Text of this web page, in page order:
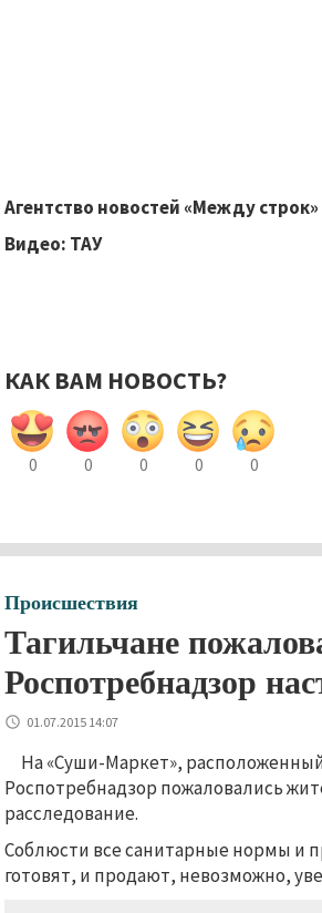
Агентство новостей «Между строк»
Видео: ТАУ
КАК ВАМ НОВОСТЬ?
0 0 0 0 0
Происшествия
Тагильчане
Роспотребнадзор
01.07.2015 14:07
На «Суши-Маркет»,
Роспотребнадзор пожаловались
расследование.
Соблюсти все санитарные нормы и
готовят, и продают, невозможно,